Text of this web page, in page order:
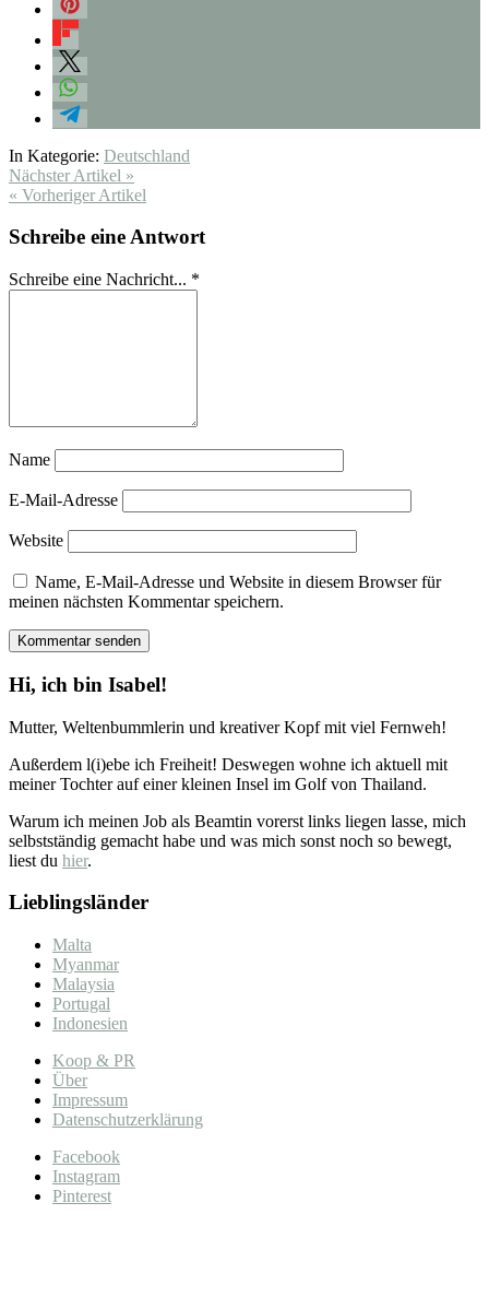
In Kategorie: Deutschland
Nächster Artikel »
« Vorheriger Artikel
Schreibe eine Antwort
Schreibe eine Nachricht... *
Name
E-Mail-Adresse
Website
Name, E-Mail-Adresse und Website in diesem Browser für
meinen nächsten Kommentar speichern.
Hi, ich bin Isabel!
Mutter, Weltenbummlerin und kreativer Kopf mit viel Fernweh!
Außerdem l(i)ebe ich Freiheit! Deswegen wohne ich aktuell mit
meiner Tochter auf einer kleinen Insel im Golf von Thailand.
Warum ich meinen Job als Beamtin vorerst links liegen lasse, mich
selbstständig gemacht habe und was mich sonst noch so bewegt,
liest du hier.
Lieblingsländer
Malta
Myanmar
Malaysia
Portugal
Indonesien
Koop & PR
Über
Impressum
Datenschutzerklärung
Facebook
Instagram
Pinterest